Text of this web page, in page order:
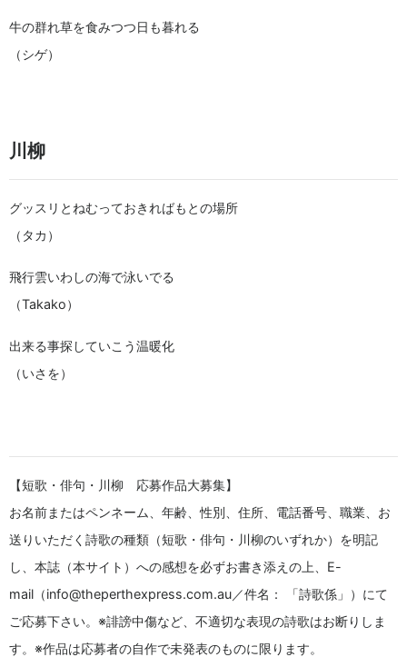
牛の群れ草を食みつつ日も暮れる
（シゲ）
川柳
グッスリとねむっておきればもとの場所
（タカ）
飛行雲いわしの海で泳いでる
（Takako）
出来る事探していこう温暖化
（いさを）
【短歌・俳句・川柳 応募作品大募集】
お名前またはペンネーム、年齢、性別、住所、電話番号、職業、お
送りいただく詩歌の種類（短歌・俳句・川柳のいずれか）を明記
し、本誌（本サイト）への感想を必ずお書き添えの上、E-
mail（info@theperthexpress.com.au／件名： 「詩歌係」）にて
ご応募下さい。※誹謗中傷など、不適切な表現の詩歌はお断りしま
す。※作品は応募者の自作で未発表のものに限ります。